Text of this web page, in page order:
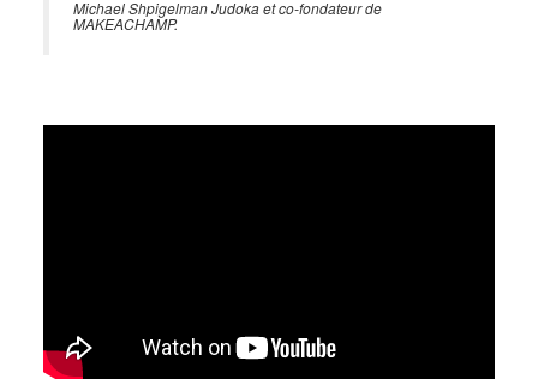
Michael Shpigelman Judoka et co-fondateur de
MAKEACHAMP.